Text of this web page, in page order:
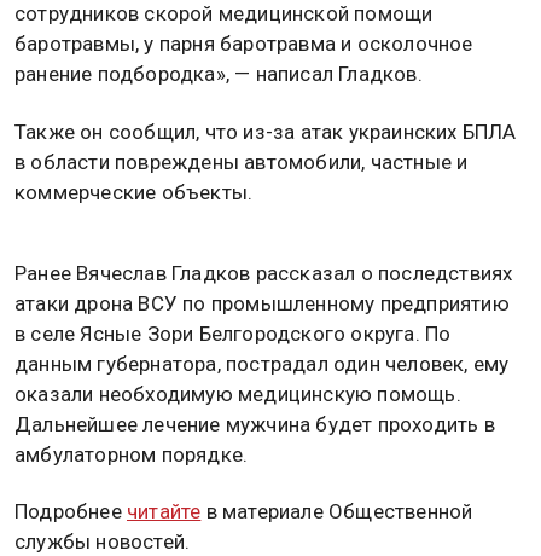
сотрудников скорой медицинской помощи
баротравмы, у парня баротравма и осколочное
ранение подбородка», — написал Гладков.
Также он сообщил, что из-за атак украинских БПЛА
в области повреждены автомобили, частные и
коммерческие объекты.
Ранее Вячеслав Гладков рассказал о последствиях
атаки дрона ВСУ по промышленному предприятию
в селе Ясные Зори Белгородского округа. По
данным губернатора, пострадал один человек, ему
оказали необходимую медицинскую помощь.
Дальнейшее лечение мужчина будет проходить в
амбулаторном порядке.
Подробнее читайте в материале Общественной
службы новостей.